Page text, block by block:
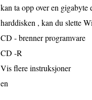
kan ta opp over en gigabyte
harddisken , kan du slette
CD - brenner programvare
CD -R
Vis flere instruksjoner
en